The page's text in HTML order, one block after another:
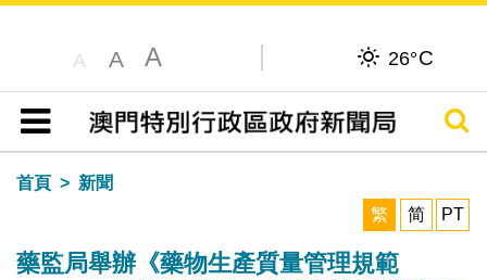
A A A 26°C
目錄
搜尋
首頁
新聞
繁
简 PT
藥監局舉辦《藥物生產質量管理規範